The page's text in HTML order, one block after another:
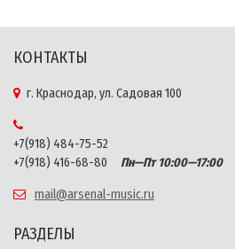
КОНТАКТЫ
г. Краснодар, ул. Садовая 100
+7(918) 484-75-52
+7(918) 416-68-80
Пн—Пт 10:00—17:00
mail@arsenal-music.ru
РАЗДЕЛЫ